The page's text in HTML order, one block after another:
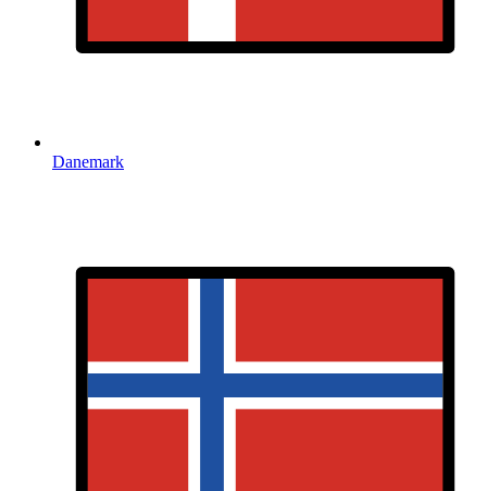
Danemark